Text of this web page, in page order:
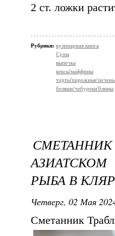
2 ст. ложки
Рубрики: кулинарная книга
Супы
выпечка
кексы'маффины
беляши'чебуреки'блины
РЫБА В
Четверг, 02 Мая
Сметанник